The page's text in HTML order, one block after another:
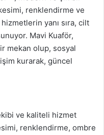
renklendirme ve
yanı sıra, cilt
Mavi Kuaför,
mekan olup, sosyal
kurarak, güncel
ve kaliteli hizmet
renklendirme, ombre